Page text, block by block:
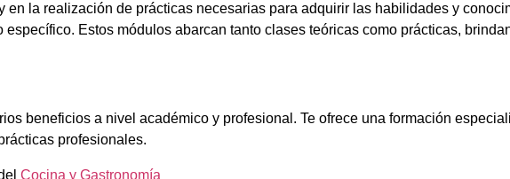
en la realización de prácticas necesarias para adquirir las habilidades y
Estos módulos abarcan tanto clases teóricas como prácticas,
beneficios a nivel académico y profesional. Te ofrece una formación
profesionales.
Cocina y Gastronomía